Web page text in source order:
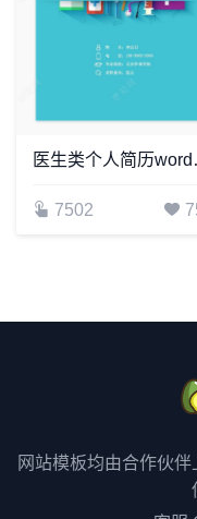
医
7502
网站模板均由合作伙